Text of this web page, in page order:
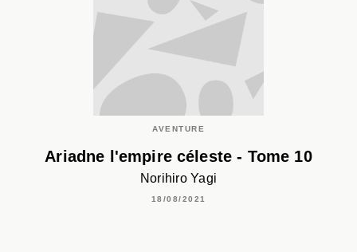
AVENTURE
Ariadne l'empire céleste - Tome 10
Norihiro Yagi
18/08/2021